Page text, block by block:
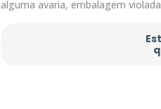
alguma avaria, embalagem